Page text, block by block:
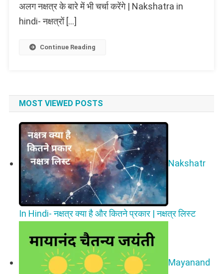
अलग नक्षत्र के बारे में भी चर्चा करेंगे | Nakshatra in
hindi- नक्षत्रों […]
Continue Reading
MOST VIEWED POSTS
Nakshatr
In Hindi- नक्षत्र क्या है और कितने प्रकार | नक्षत्र लिस्ट
Mayanand